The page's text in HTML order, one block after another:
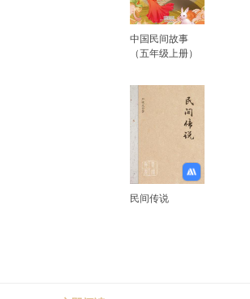
中国民间故事
（五年级上册）
民间传说